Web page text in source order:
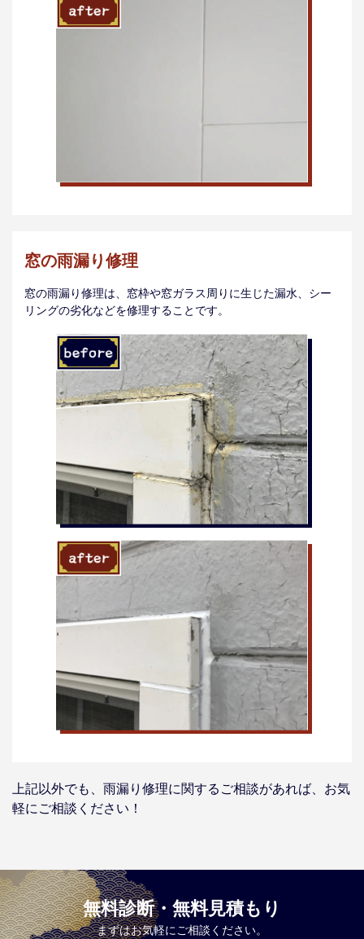
窓の雨漏り修理
窓の雨漏り修理は、窓枠や窓ガラス周りに生じた漏水、シー
リングの劣化などを修理することです。
上記以外でも、雨漏り修理に関するご相談があれば、お気
軽にご相談ください！
無料診断・無料見積もり
まずはお気軽にご相談ください。